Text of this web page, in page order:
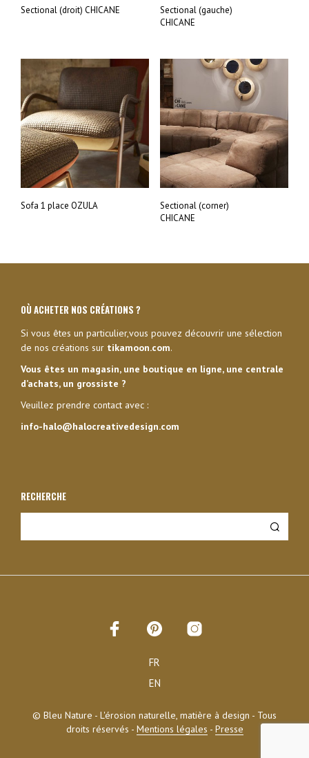
Sectional (droit) CHICANE
Sectional (gauche)
CHICANE
Sofa 1 place OZULA
Sectional (corner)
CHICANE
OÙ ACHETER NOS CRÉATIONS ?
Si vous êtes un particulier,vous pouvez découvrir une sélection
de nos créations sur tikamoon.com.
Vous êtes un magasin, une boutique en ligne, une centrale
d’achats, un grossiste ?
Veuillez prendre contact avec :
info-halo@halocreativedesign.com
RECHERCHE
FR
EN
© Bleu Nature - L'érosion naturelle, matière à design - Tous
droits réservés - Mentions légales - Presse